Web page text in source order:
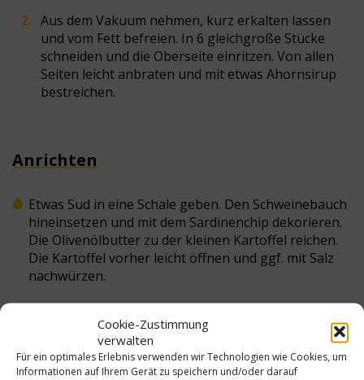
Cookie-Zustimmung
verwalten
Für ein optimales Erlebnis verwenden wir Technologien wie Cookies, um
Informationen auf Ihrem Gerät zu speichern und/oder darauf
Aus dem Vakuum nehmen, kurz erkalten lassen
und vom Fett befreien. In 6 gleichgroße Stücke
schneiden und die Oberseite einritzen. Von allen
Seiten leicht anbraten und mit etwas Ahornsirup
bestreichen.
Anrichten
Etwas Sud in eine Schale geben. Den Schweinebauch
hineinsetzen und mit dem Sardinenchip dekorieren.
Die Olivenölbutter zu der kleinen Kartoffel reichen.
Die Kartoffel vorher leicht öffnen und ggf. mit Salz
nachwürzen.